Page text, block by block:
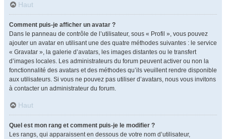
Haut
Comment puis-je afficher un avatar ?
Dans le panneau de contrôle de l’utilisateur, sous « Profil », vous pouvez
ajouter un avatar en utilisant une des quatre méthodes suivantes : le service
« Gravatar », la galerie d’avatars, les images distantes ou le transfert
d’images locales. Les administrateurs du forum peuvent activer ou non la
fonctionnalité des avatars et des méthodes qu’ils veuillent rendre disponible
aux utilisateurs. Si vous ne pouvez pas utiliser d’avatars, nous vous invitons
à contacter un administrateur du forum.
Haut
Quel est mon rang et comment puis-je le modifier ?
Les rangs, qui apparaissent en dessous de votre nom d’utilisateur,